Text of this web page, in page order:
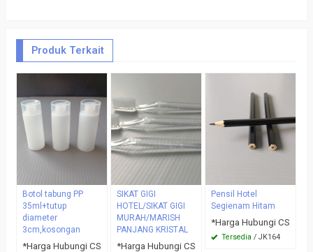
Produk Terkait
Botol tabung PP
35ml+tutup
diameter
3cm,kosongan
*Harga Hubungi CS
SIKAT GIGI
HOTEL/SIKAT GIGI
MURAH/MARISH
PANJANG KRISTAL
*Harga Hubungi CS
Pensil Hotel
Segienam Hitam
*Harga Hubungi CS
Tersedia / JK164